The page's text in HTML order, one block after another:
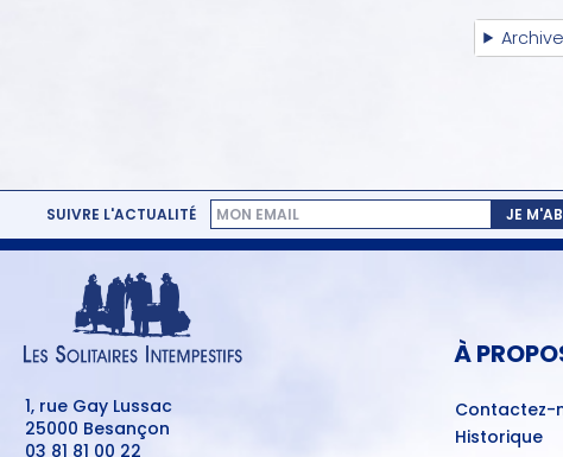
SUIVRE L'ACTUALITÉ JE
1, rue Gay Lussac
25000 Besançon
03 81 81 00 22
À
Contactez-
Historique